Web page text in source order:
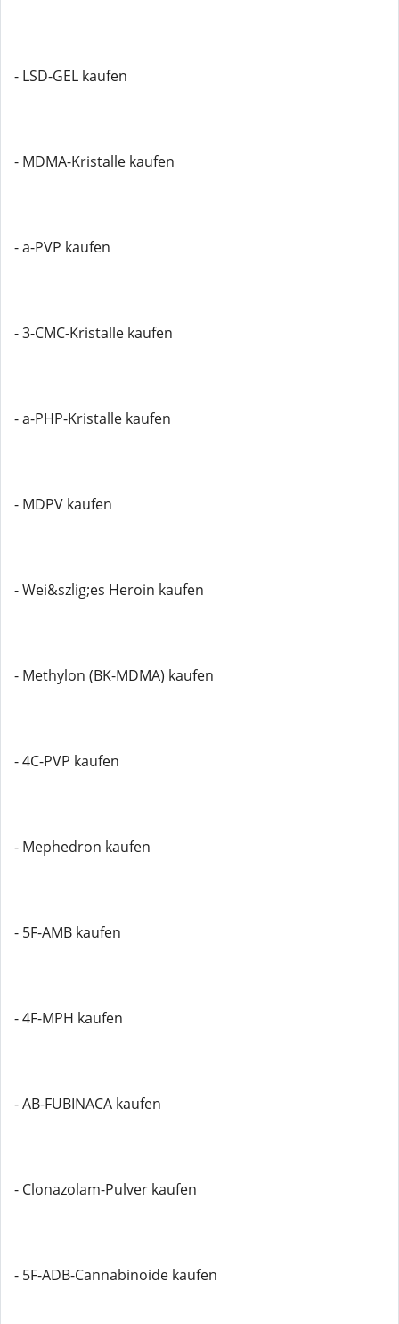
- LSD-GEL kaufen
- MDMA-Kristalle kaufen
- a-PVP kaufen
- 3-CMC-Kristalle kaufen
- a-PHP-Kristalle kaufen
- MDPV kaufen
- Wei&szlig;es Heroin kaufen
- Methylon (BK-MDMA) kaufen
- 4C-PVP kaufen
- Mephedron kaufen
- 5F-AMB kaufen
- 4F-MPH kaufen
- AB-FUBINACA kaufen
- Clonazolam-Pulver kaufen
- 5F-ADB-Cannabinoide kaufen